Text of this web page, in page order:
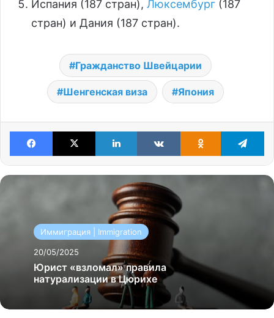
Испания (187 стран), Люксембург (187
стран) и Дания (187 стран).
Гражданство Швейцарии
Шенгенская виза Япония
Facebook X LinkedIn VKontakteOdnoklassniki
Иммиграция | Immigration
20/05/2025
Юрист «взломал» правила
натурализации в Цюрихе